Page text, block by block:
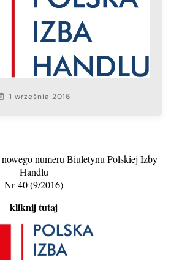
1 września 2016
numeru Biuletynu Polskiej Izby
Handlu
Nr 40 (9/2016)
kliknij tutaj